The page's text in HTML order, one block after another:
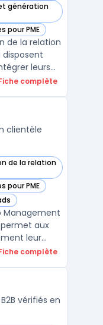
génération
pour PME
de la relation
disposent
leurs
Ce logiciel
du cycl ...
complète
clientèle
de la relation
pour PME
Management
aux
leur
des
PME et
complète
vérifiés en